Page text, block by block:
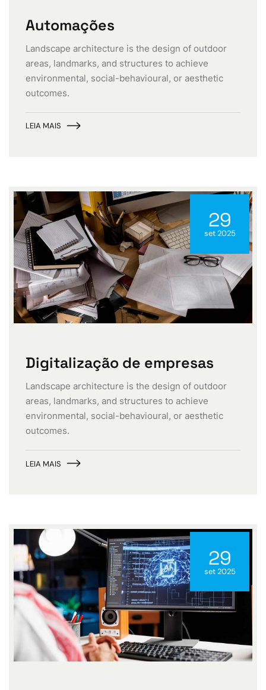
Automações
Landscape architecture is the design of outdoor
areas, landmarks, and structures to achieve
environmental, social-behavioural, or aesthetic
outcomes.
LEIA MAIS
29
set 2025
Digitalização de empresas
Landscape architecture is the design of outdoor
areas, landmarks, and structures to achieve
environmental, social-behavioural, or aesthetic
outcomes.
LEIA MAIS
29
set 2025